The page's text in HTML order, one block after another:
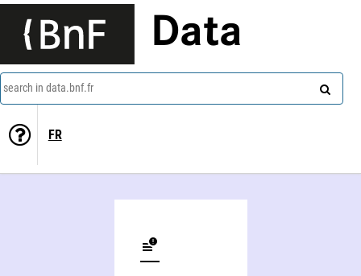
Data
search in data.bnf.fr
FR